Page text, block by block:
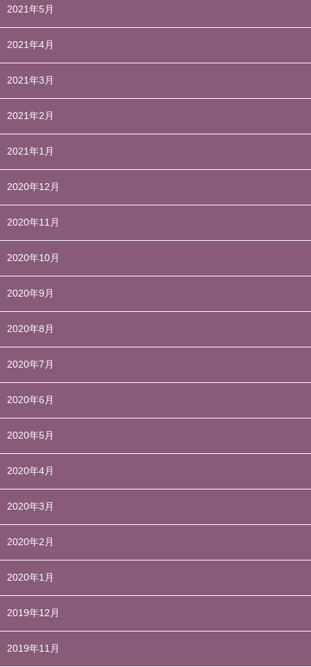
2021年5月
2021年4月
2021年3月
2021年2月
2021年1月
2020年12月
2020年11月
2020年10月
2020年9月
2020年8月
2020年7月
2020年6月
2020年5月
2020年4月
2020年3月
2020年2月
2020年1月
2019年12月
2019年11月